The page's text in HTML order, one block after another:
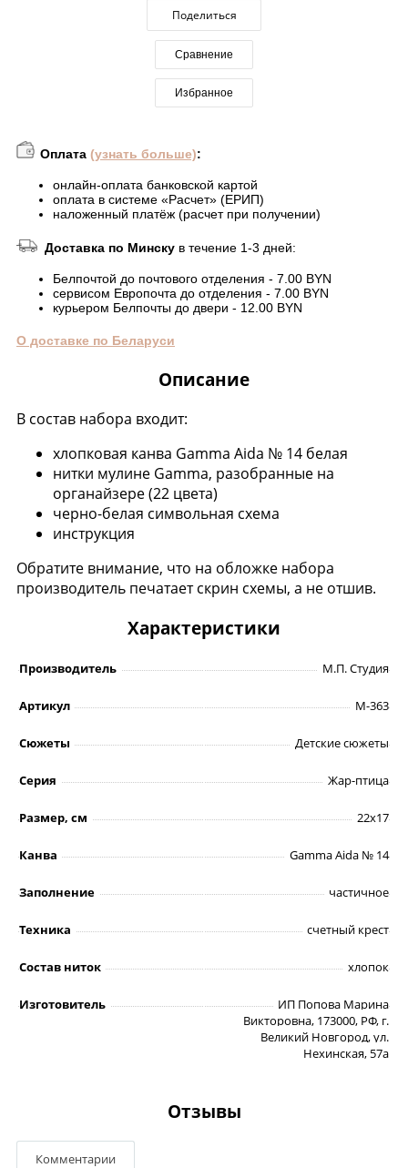
Поделиться
Сравнение
Избранное
Оплата (узнать больше):
онлайн-оплата банковской картой
оплата в системе «Расчет» (ЕРИП)
наложенный платёж (расчет при получении)
Доставка по Минску в течение 1-3 дней:
Белпочтой до почтового отделения - 7.00 BYN
сервисом Европочта до отделения - 7.00 BYN
курьером Белпочты до двери - 12.00 BYN
О доставке по Беларуси
Описание
В состав набора входит:
хлопковая канва Gamma Aida № 14 белая
нитки мулине Gamma, разобранные на
органайзере (22 цвета)
черно-белая символьная схема
инструкция
Обратите внимание, что на обложке набора
производитель печатает скрин схемы, а не отшив.
Характеристики
Производитель М.П. Студия
Артикул М-363
Сюжеты Детские сюжеты
Серия Жар-птица
Размер, см 22х17
Канва Gamma Aida № 14
Заполнение частичное
Техника счетный крест
Состав ниток хлопок
Изготовитель
ИП Попова Марина
Викторовна, 173000, РФ, г.
Великий Новгород, ул.
Нехинская, 57а
Отзывы
Комментарии